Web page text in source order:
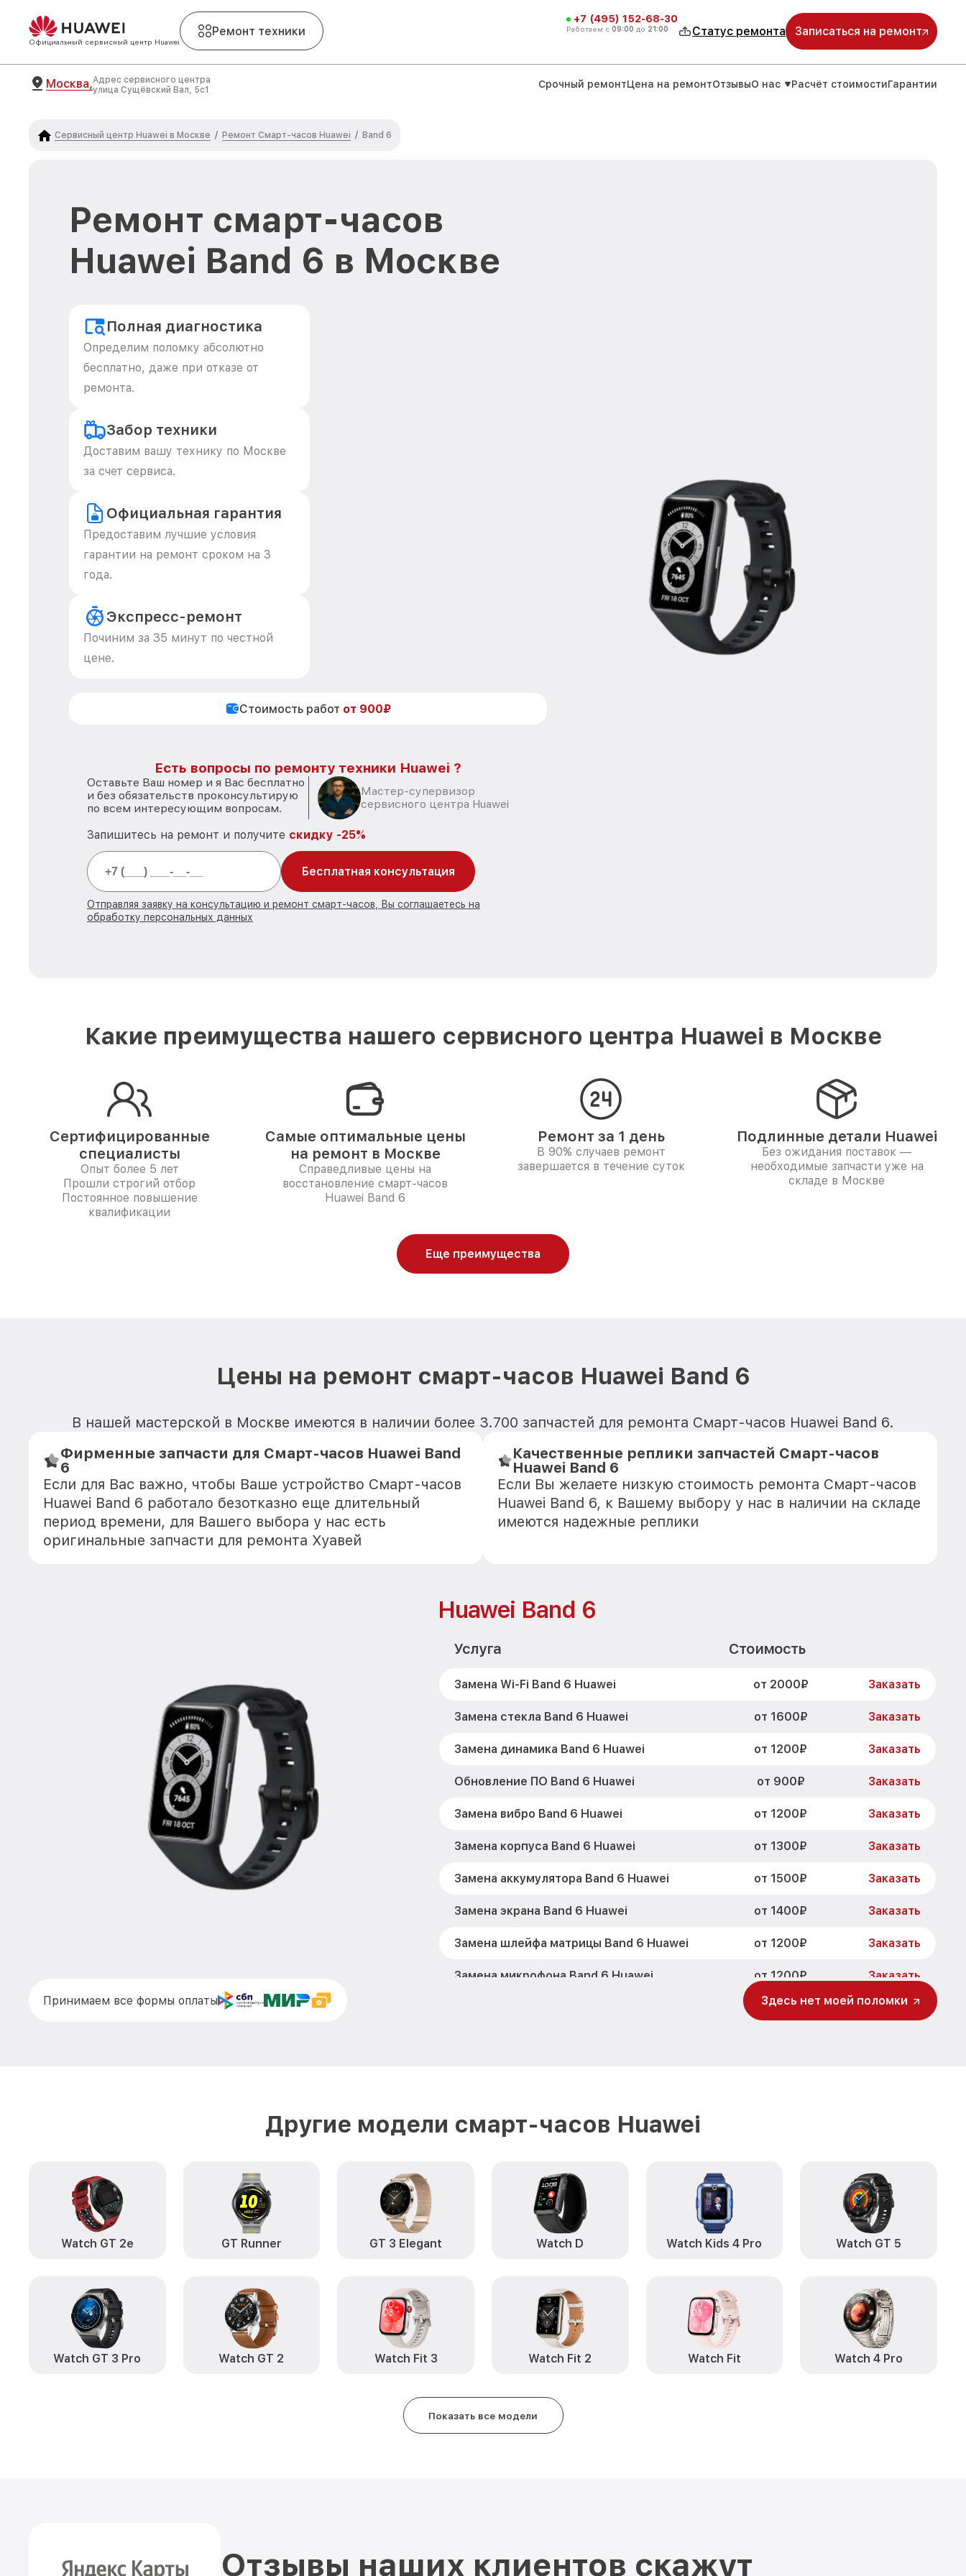
Официальный сервисный центр Huawei
Ремонт техники
+7 (495) 152-68-30
Работаем с 09:00 до 21:00 Статус ремонта Записаться на ремонт
Москва,Адрес сервисного центра
улица Сущёвский Вал, 5с1
Срочный ремонтЦена на ремонтОтзывыО нас Расчёт стоимостиГарантии
Сервисный центр Huawei в Москве / Ремонт Смарт-часов Huawei / Band 6
Ремонт смарт-часов
Huawei Band 6 в Москве
Полная диагностика
Определим поломку абсолютно
бесплатно, даже при отказе от
ремонта.
Забор техники
Доставим вашу технику по Москве
за счет сервиса.
Официальная гарантия
Предоставим лучшие условия
гарантии на ремонт сроком на 3
года.
Экспресс-ремонт
Починим за 35 минут по честной
цене.
Стоимость работ от 900₽
Есть вопросы по ремонту техники Huawei ?
Оставьте Ваш номер и я Вас бесплатно
и без обязательств проконсультирую
по всем интересующим вопросам.
Мастер-супервизор
сервисного центра Huawei
Запишитесь на ремонт и получите скидку -25%
Бесплатная консультация
Отправляя заявку на консультацию и ремонт смарт-часов, Вы соглашаетесь на
обработку персональных данных
Какие преимущества нашего сервисного центра Huawei в Москве
Сертифицированные
специалисты
Опыт более 5 лет
Прошли строгий отбор
Постоянное повышение
квалификации
Самые оптимальные цены
на ремонт в Москве
Справедливые цены на
восстановление смарт-часов
Huawei Band 6
Ремонт за 1 день
В 90% случаев ремонт
завершается в течение суток
Подлинные детали Huawei
Без ожидания поставок —
необходимые запчасти уже на
складе в Москве
Еще преимущества
Цены на ремонт смарт-часов Huawei Band 6
В нашей мастерской в Москве имеются в наличии более 3.700 запчастей для ремонта Смарт-часов Huawei Band 6.
Фирменные запчасти для Смарт-часов Huawei Band
6
Если для Вас важно, чтобы Ваше устройство Смарт-часов
Huawei Band 6 работало безотказно еще длительный
период времени, для Вашего выбора у нас есть
оригинальные запчасти для ремонта Хуавей
Качественные реплики запчастей Смарт-часов
Huawei Band 6
Если Вы желаете низкую стоимость ремонта Смарт-часов
Huawei Band 6, к Вашему выбору у нас в наличии на складе
имеются надежные реплики
Huawei Band 6
Услуга Стоимость
Замена Wi-Fi Band 6 Huawei от 2000₽ Заказать
Замена стекла Band 6 Huawei от 1600₽ Заказать
Замена динамика Band 6 Huawei от 1200₽ Заказать
Обновление ПО Band 6 Huawei от 900₽ Заказать
Замена вибро Band 6 Huawei от 1200₽ Заказать
Замена корпуса Band 6 Huawei от 1300₽ Заказать
Замена аккумулятора Band 6 Huawei от 1500₽ Заказать
Замена экрана Band 6 Huawei от 1400₽ Заказать
Замена шлейфа матрицы Band 6 Huawei от 1200₽ Заказать
Замена микрофона Band 6 Huawei от 1200₽ Заказать
от 1500₽ Заказать
Принимаем все формы оплаты Здесь нет моей поломки
Другие модели смарт-часов Huawei
Watch GT 2e GT Runner GT 3 Elegant Watch D Watch Kids 4 Pro Watch GT 5
Watch GT 3 Pro Watch GT 2 Watch Fit 3 Watch Fit 2 Watch Fit Watch 4 Pro
Показать все модели
Отзывы наших клиентов скажут